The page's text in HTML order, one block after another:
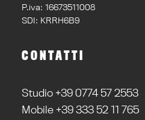
P.iva: 16673511008
SDI: KRRH6B9
CONTATTI
Studio +39 0774 57 2553
Mobile +39 333 52 11 765